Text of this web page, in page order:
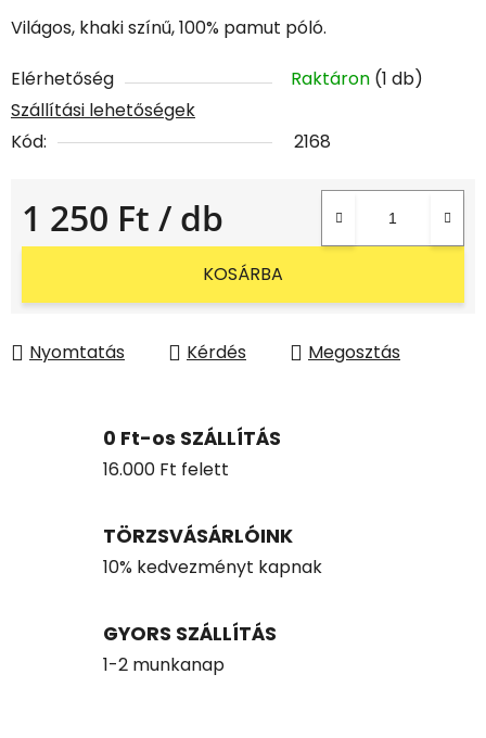
Világos, khaki színű, 100% pamut póló.
Elérhetőség Raktáron (1 db)
Szállítási lehetőségek
Kód:
2168
1 250 Ft / db
Egységár:
KOSÁRBA
Nyomtatás Kérdés Megosztás
0 Ft-os SZÁLLÍTÁS
16.000 Ft felett
TÖRZSVÁSÁRLÓINK
10% kedvezményt kapnak
GYORS SZÁLLÍTÁS
1-2 munkanap